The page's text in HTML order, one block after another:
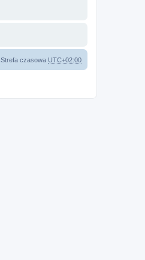
Strefa czasowa UTC+02:00